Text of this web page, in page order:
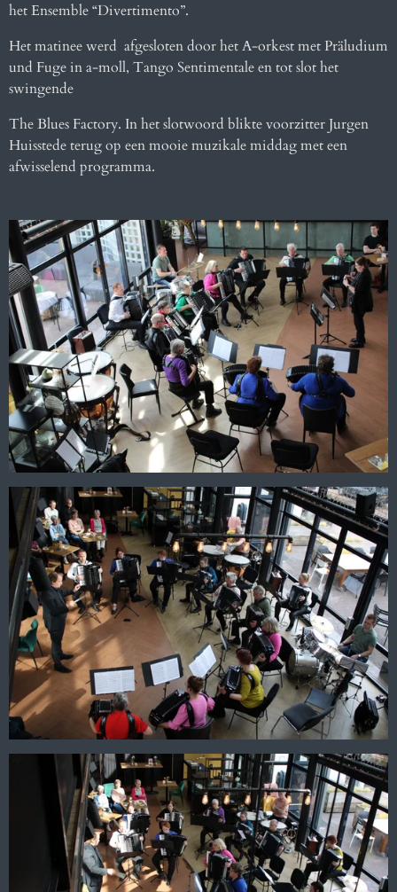
het Ensemble “Divertimento”.
Het matinee werd afgesloten door het A-orkest met Präludium
und Fuge in a-moll, Tango Sentimentale en tot slot het
swingende
The Blues Factory. In het slotwoord blikte voorzitter Jurgen
Huisstede terug op een mooie muzikale middag meteen
afwisselend programma.